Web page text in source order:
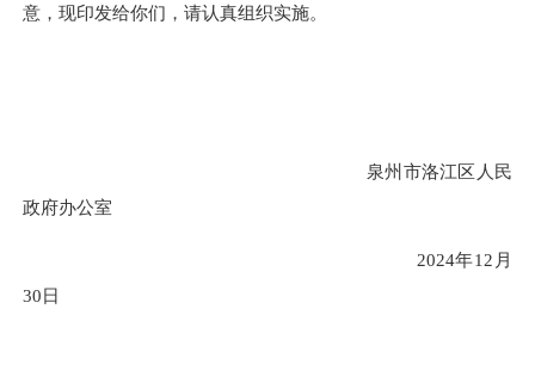
意，现印发给你们，请认真组织实施。
泉州市洛江区人民
政府办公室
2024年12月
30日